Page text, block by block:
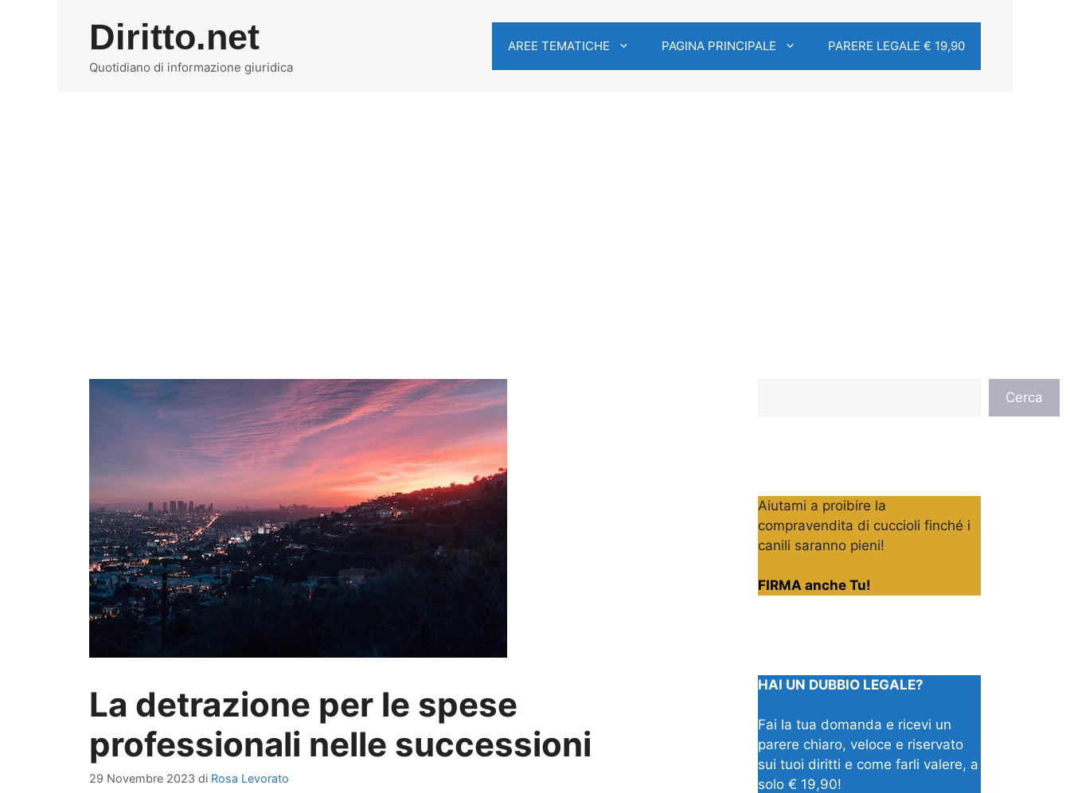
Diritto.net
Quotidiano di informazione giuridica
AREE TEMATICHE PAGINA PRINCIPALE PARERE LEGALE € 19,90
La detrazione per le spese
professionali nelle successioni
29 Novembre 2023 di Rosa Levorato
Cerca
Aiutami a proibire la
compravendita di cuccioli finché i
canili saranno pieni!
FIRMA anche Tu!
HAI UN DUBBIO LEGALE?
Fai la tua domanda e ricevi un
parere chiaro, veloce e riservato
sui tuoi diritti e come farli valere, a
solo € 19,90!